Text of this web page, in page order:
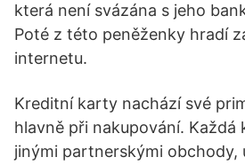
která není svázána s jeho
Poté z této peněženky hradí
internetu.
Kreditní karty nachází své
hlavně při nakupování. Každá
jinými partnerskými obchody,